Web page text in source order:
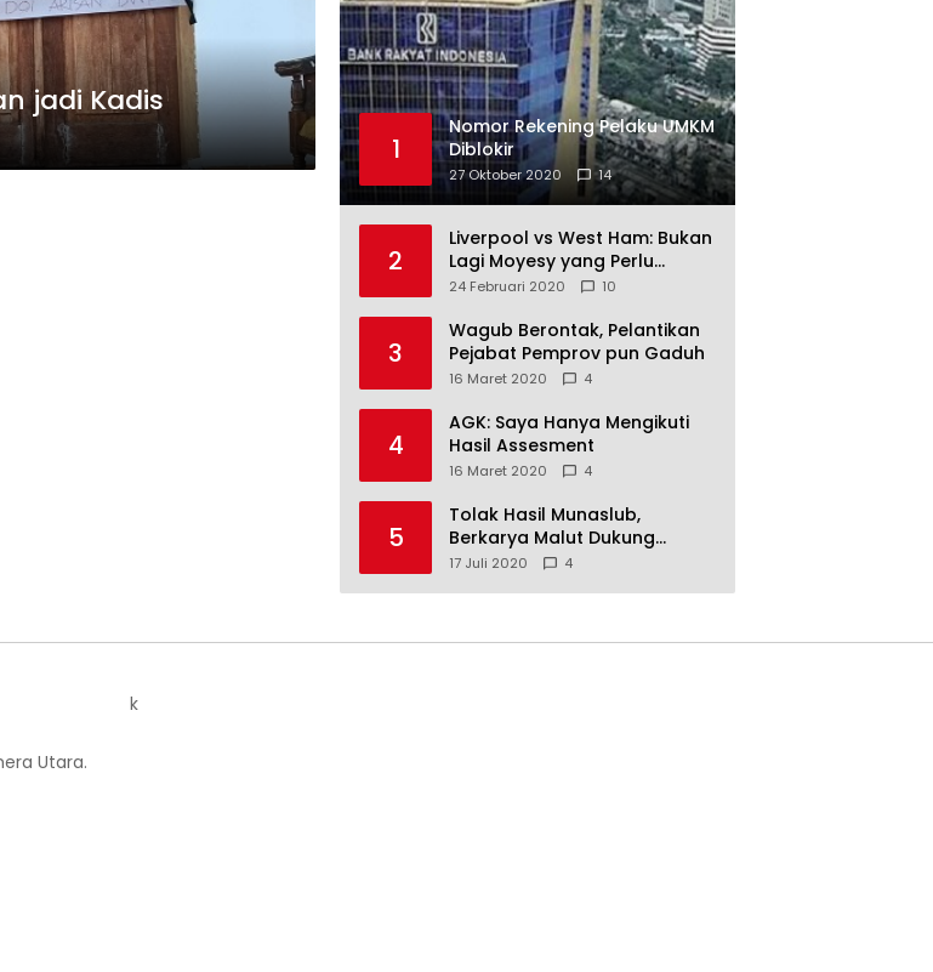
jadi Kadis
1
Nomor Rekening Pelaku UMKM
Diblokir
27 Oktober 2020 14
2
Liverpool vs West Ham: Bukan
Lagi Moyesy yang Perlu
Ditakuti
24 Februari 2020 10
3
Wagub Berontak, Pelantikan
Pejabat Pemprov pun Gaduh
16 Maret 2020 4
4
AGK: Saya Hanya Mengikuti
Hasil Assesment
16 Maret 2020 4
5
Tolak Hasil Munaslub,
Berkarya Malut Dukung
Tommy Soeharto
17 Juli 2020 4
Utara.
k